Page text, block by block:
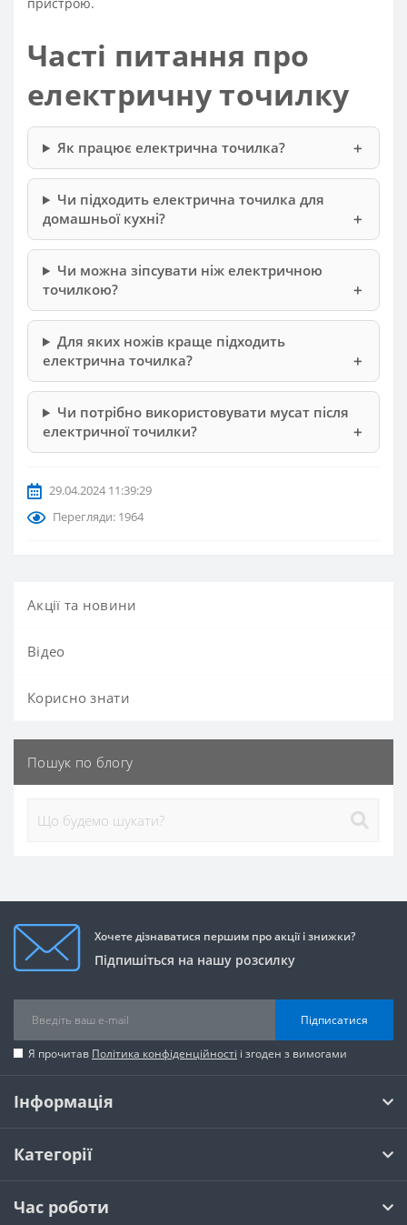
Часті питання про
електричну точилку
Як працює електрична точилка?
Чи підходить електрична точилка для
домашньої кухні?
Чи можна зіпсувати ніж електричною
точилкою?
Для яких ножів краще підходить
електрична точилка?
Чи потрібно використовувати мусат після
електричної точилки?
29.04.2024 11:39:29
Перегляди: 1964
Акції та новини
Вiдео
Корисно знати
Пошук по блогу
Хочете дізнаватися першим про акції і знижки?
Підпишіться на нашу розсилку
Підписатися
Я прочитав Політика конфіденційності і згоден з вимогами
Інформація
Категорії
Час роботи